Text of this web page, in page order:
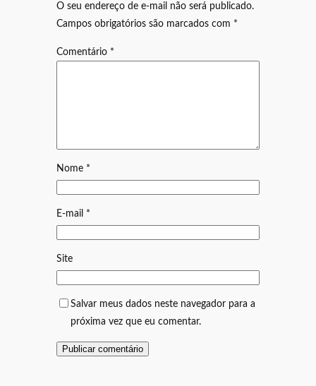
O seu endereço de e-mail não será publicado.
Campos obrigatórios são marcados com *
Comentário *
Nome *
E-mail *
Site
Salvar meus dados neste navegador para a
próxima vez que eu comentar.